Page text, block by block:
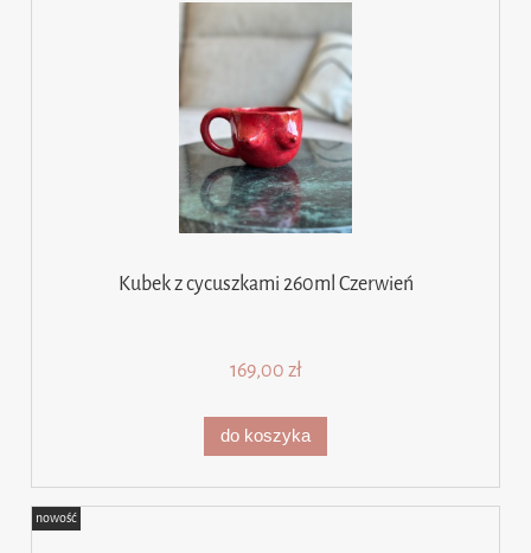
Kubek z cycuszkami 260ml Czerwień
169,00 zł
do koszyka
nowość